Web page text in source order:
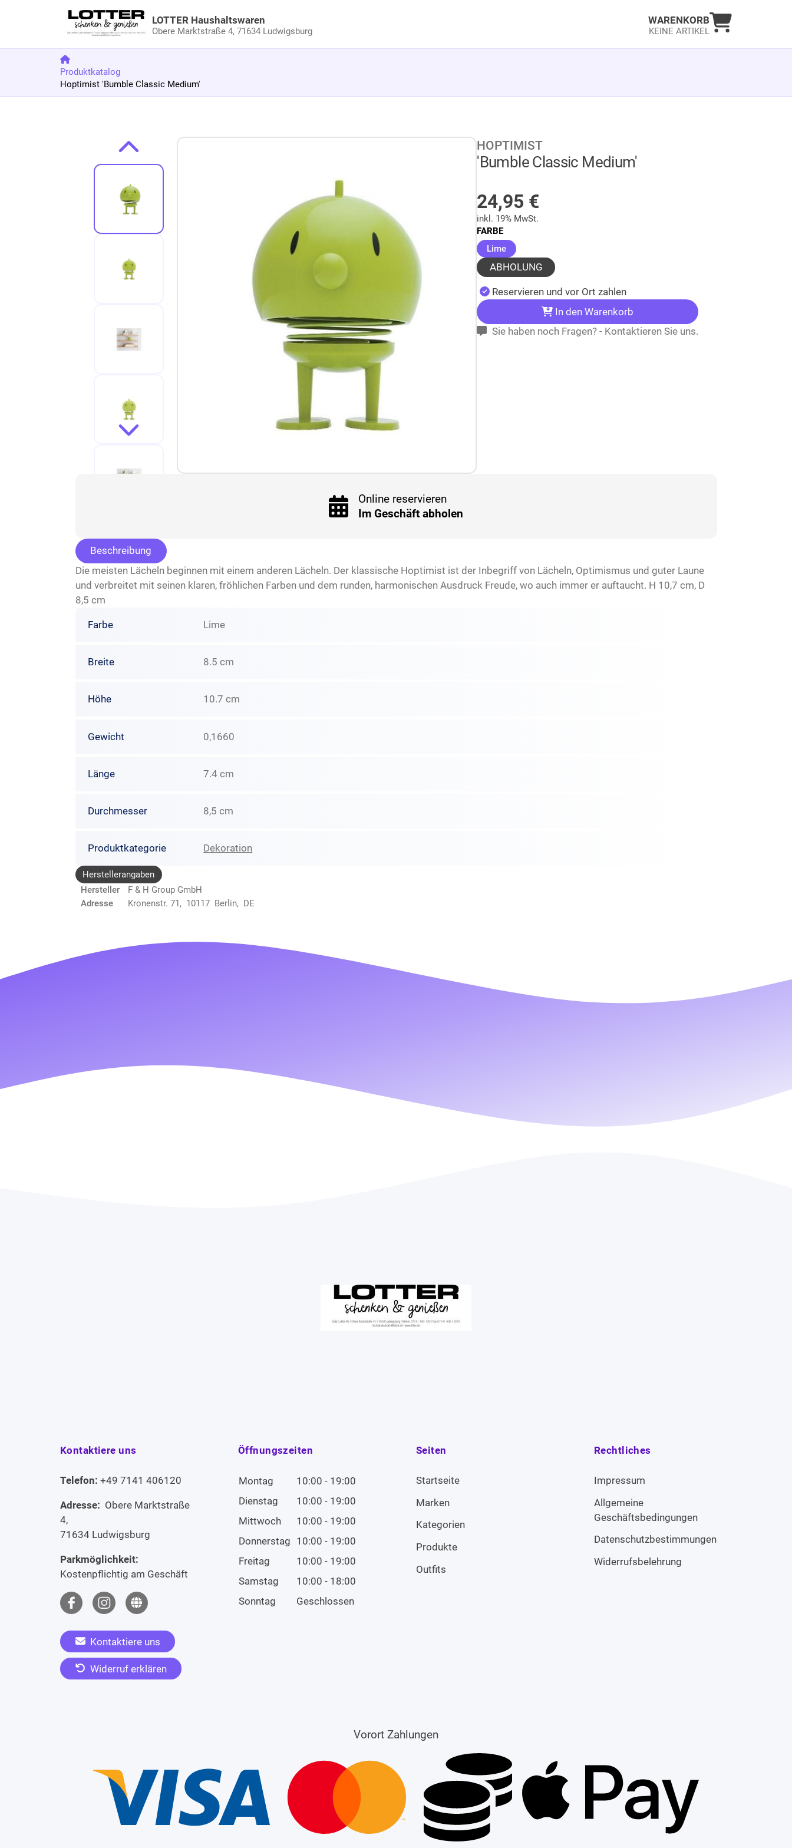
LOTTER Haushaltswaren
Obere Marktstraße 4, 71634 Ludwigsburg
WARENKORB
KEINE ARTIKEL
Warenkorb
Produktkatalog
Hoptimist 'Bumble Classic Medium'
Zur Produktbeschreibung springen HOPTIMIST
'Bumble Classic Medium'
24,95 €
inkl. 19% MwSt.
FARBE
Lime(ausgewählt)
ABHOLUNG
Reservieren und vor Ort zahlen
In den Warenkorb
Sie haben noch Fragen? - Kontaktieren Sie uns.
Online reservieren
Im Geschäft abholen
Beschreibung
Die meisten Lächeln beginnen mit einem anderen Lächeln. Der klassische Hoptimist ist der Inbegriff von Lächeln, Optimismus und guter Laune
und verbreitet mit seinen klaren, fröhlichen Farben und dem runden, harmonischen Ausdruck Freude, wo auch immer er auftaucht. H 10,7 cm, D
8,5 cm
Farbe Lime
Breite 8.5 cm
Höhe 10.7 cm
Gewicht 0,1660
Länge 7.4 cm
Durchmesser 8,5 cm
Produktkategorie Dekoration
Herstellerangaben
Hersteller
F & H Group GmbH
Adresse
Kronenstr. 71, 10117 Berlin, DE
Kontaktiere uns
Telefon: +49 7141 406120
Adresse: Obere Marktstraße
4,
71634 Ludwigsburg
Parkmöglichkeit:
Kostenpflichtig am Geschäft
Kontaktiere uns
Widerruf erklären
Öffnungszeiten
Montag
10:00 - 19:00
Dienstag
10:00 - 19:00
Mittwoch
10:00 - 19:00
Donnerstag 10:00 - 19:00
Freitag
10:00 - 19:00
Samstag
10:00 - 18:00
Sonntag
Geschlossen
Seiten
Startseite
Marken
Kategorien
Produkte
Outfits
Rechtliches
Impressum
Allgemeine
Geschäftsbedingungen
Datenschutzbestimmungen
Widerrufsbelehrung
Vorort Zahlungen